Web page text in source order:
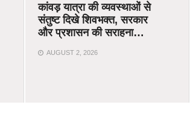
कांवड़ यात्रा की व्यवस्थाओं से
संतुष्ट दिखे शिवभक्त, सरकार
और प्रशासन की सराहना…
AUGUST 2, 2026